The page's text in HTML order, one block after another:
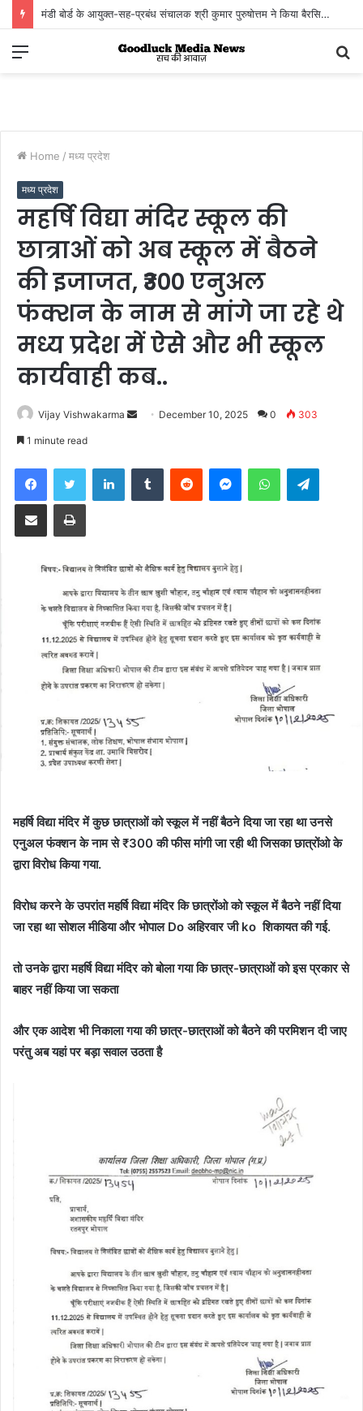
मंडी बोर्ड के आयुक्त-सह-प्रबंध संचालक श्री कुमार पुरुषोत्तम ने किया बैरसिया कृषि उपज मंडी का आकस्मिक निरीक्षण
किसानों, व्यापारियों एवं हम्मालों से संवाद कर व्यवस्थाओं का लिया जायजा
Menu
Home / मध्य प्रदेश
मध्य प्रदेश
महर्षि विद्या मंदिर स्कूल की
छात्राओं को अब स्कूल में बैठने
की इजाजत, ₹300 एनुअल
फंक्शन के नाम से मांगे जा रहे थे
मध्य प्रदेश में ऐसे और भी स्कूल
कार्यवाही कब..
Vijay Vishwakarma
Send December 10, 2025 0 303
1 minute read
FacebookTwitter LinkedInTumblr Reddit MessengerWhatsApp
Share via Email Print
महर्षि विद्या मंदिर में कुछ छात्राओं को स्कूल में नहीं बैठने दिया जा रहा था उनसे
एनुअल फंक्शन के नाम से ₹300 की फीस मांगी जा रही थी जिसका छात्रोंओ के
द्वारा विरोध किया गया.
विरोध करने के उपरांत महर्षि विद्या मंदिर कि छात्रोंओ को स्कूल में बैठने नहीं दिया
जा रहा था सोशल मीडिया और भोपाल Do अहिरवार जी ko शिकायत की गई.
तो उनके द्वारा महर्षि विद्या मंदिर को बोला गया कि छात्र-छात्राओं को इस प्रकार से
बाहर नहीं किया जा सकता
और एक आदेश भी निकाला गया की छात्र-छात्राओं को बैठने की परमिशन दी जाए
परंतु अब यहां पर बड़ा सवाल उठता है